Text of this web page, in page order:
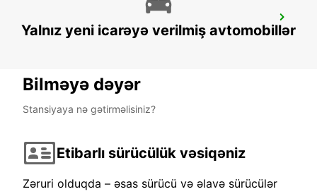
ROSKILDE AIRPORT
ROSKILDE - DENMARK
Yalnız yeni icarəyə verilmiş avtomobillər
Bilməyə dəyər
Stansiyaya nə gətirməlisiniz?
Etibarlı sürücülük vəsiqəniz
Zəruri olduqda – əsas sürücü və əlavə sürücülər